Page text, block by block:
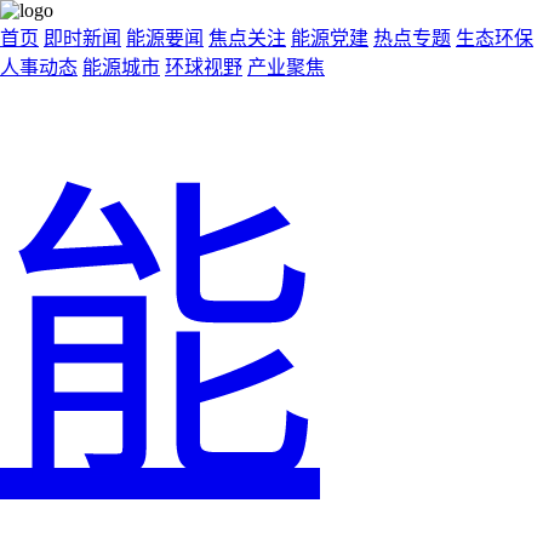
首页 即时新闻 能源要闻 焦点关注 能源党建 热点专题 生态环保
人事动态 能源城市 环球视野 产业聚焦
能